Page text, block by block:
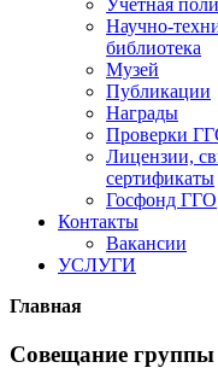
Учетная
Научно-
библиотека
Музей
Публикации
Награды
Проверки
Лицензии,
сертификаты
Госфонд ГГО
Контакты
Вакансии
УСЛУГИ
Главная
Совещание группы